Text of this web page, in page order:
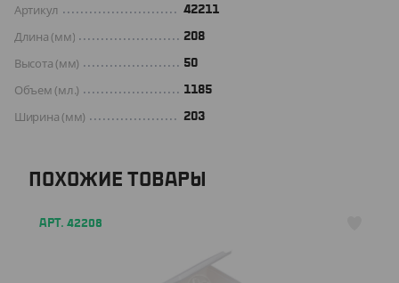
Артикул 42211
Длина (мм) 208
Высота (мм) 50
Объем (мл.) 1185
Ширина (мм) 203
ПОХОЖИЕ ТОВАРЫ
АРТ. 42208